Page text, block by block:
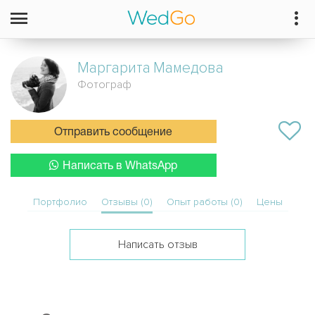
Маргарита Мамедова
Фотограф
Отправить сообщение
Написать в WhatsApp
Портфолио Отзывы (0) Опыт работы (0) Цены
Написать отзыв